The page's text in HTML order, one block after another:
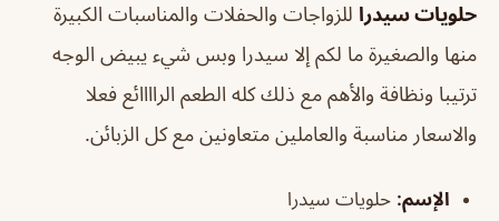
حلويات سيدرا للزواجات والحفلات والمناسبات الكبيرة
منها والصغيرة ما لكم إلا سيدرا وبس شيء يبيض الوجه
ترتيبا ونظافة والأهم مع ذلك كله الطعم الراااائع فعلا
والاسعار مناسبة والعاملين متعاونين مع كل الزبائن.
الإسم: حلويات سيدرا